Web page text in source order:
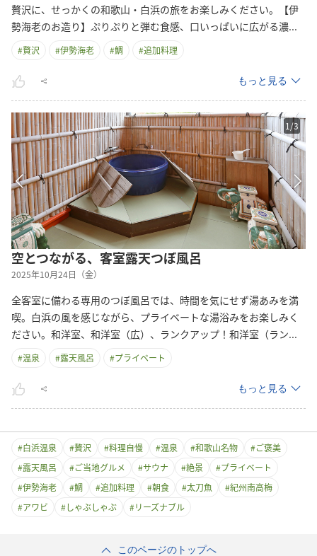
贅沢に、せっかくの和歌山・白浜の旅をお楽しみください。【伊
勢海老のお造り】ぷりぷりと弾む食感、口いっぱいに広がる濃...
#贅沢 #伊勢海老 #鯛 #追加料理
もっと見る
1 /3
空とつながる、客室露天つぼ風呂
2025年10月24日（金）
全客室に備わる専用のつぼ風呂では、時間を気にせず湯あみを満
喫。白浜の風を感じながら、プライベートな湯浴みをお楽しみく
ださい。和洋室、和洋室（広）、ランクアップ！和洋室（ラン...
#温泉 #露天風呂 #プライベート
もっと見る
#白浜温泉 #贅沢 #料理自慢 #温泉 #和歌山名物 #ご褒美
#露天風呂 #ご当地グルメ #サウナ #絶景 #プライベート
#伊勢海老 #鯛 #追加料理 #朝食 #太刀魚 #紀州南高梅
#アワビ #しゃぶしゃぶ #リーズナブル
このページのトップへ